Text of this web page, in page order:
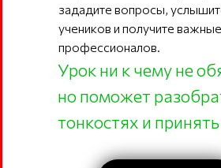
зададите вопросы,
учеников и получите
профессионалов.
Урок ни к чему не
но поможет
тонкостях и